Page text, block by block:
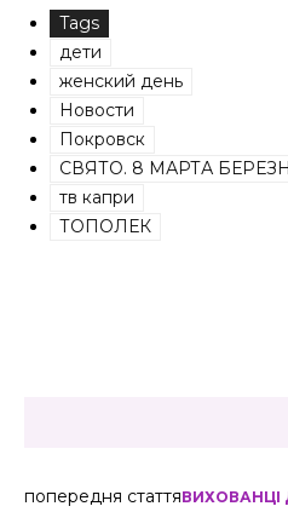
Tags
дети
женский день
Новости
Покровск
СВЯТО. 8 МАРТА
тв капри
ТОПОЛЕК
попередня статтяВИХОВАНЦІ